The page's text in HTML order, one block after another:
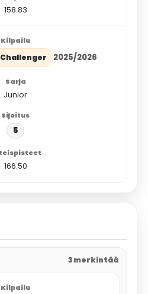
158.83
Challenger 2025/2026
Junior
5
166.50
3 merkintää